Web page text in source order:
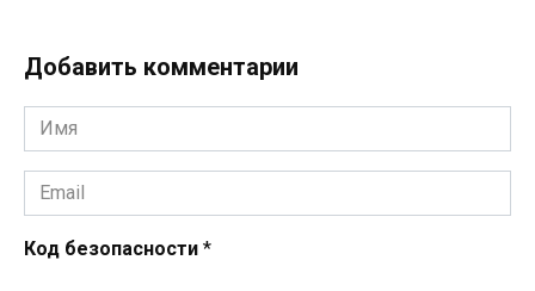
Добавить комментарии
Имя
*
Email
*
Код безопасности *